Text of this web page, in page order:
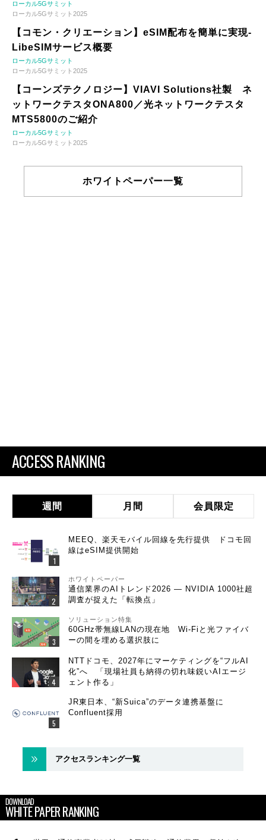
ローカル5Gサミット
ローカル5Gサミット2025
【コモン・クリエーション】eSIM配布を簡単に実現-
LibeSIMサービス概要
ローカル5Gサミット
ローカル5Gサミット2025
【コーンズテクノロジー】VIAVI Solutions社製 ネ
ットワークテスタONA800／光ネットワークテスタ
MTS5800のご紹介
ローカル5Gサミット
ローカル5Gサミット2025
ホワイトペーパー一覧
ACCESS RANKING
週間 月間 会員限定
MEEQ、楽天モバイル回線を先行提供 ドコモ回
線はeSIM提供開始
ホワイトペーパー
通信業界のAIトレンド2026 ― NVIDIA 1000社超
調査が捉えた「転換点」
ソリューション特集
60GHz帯無線LANの現在地 Wi-Fiと光ファイバ
ーの間を埋める選択肢に
NTTドコモ、2027年にマーケティングを“フルAI
化”へ 「現場社員も納得の切れ味鋭いAIエージ
ェント作る」
JR東日本、“新Suica”のデータ連携基盤に
Confluent採用
アクセスランキング一覧
DOWNLOAD
WHITE PAPER RANKING